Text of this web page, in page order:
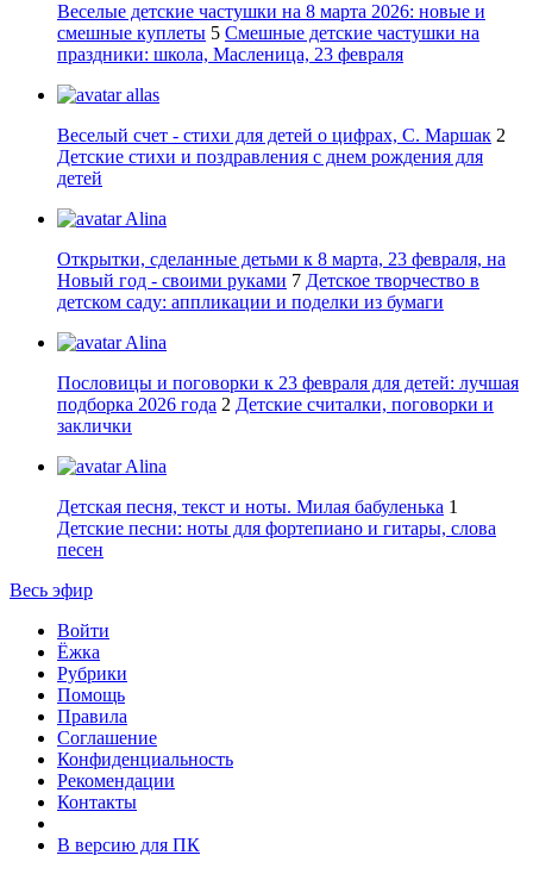
Веселые детские частушки на 8 марта 2026: новые и
смешные куплеты 5 Смешные детские частушки на
праздники: школа, Масленица, 23 февраля
allas
Веселый счет - стихи для детей о цифрах, С. Маршак 2
Детские стихи и поздравления с днем рождения для
детей
Alina
Открытки, сделанные детьми к 8 марта, 23 февраля, на
Новый год - своими руками 7 Детское творчество в
детском саду: аппликации и поделки из бумаги
Alina
Пословицы и поговорки к 23 февраля для детей: лучшая
подборка 2026 года 2 Детские считалки, поговорки и
заклички
Alina
Детская песня, текст и ноты. Милая бабуленька 1
Детские песни: ноты для фортепиано и гитары, слова
песен
Весь эфир
Войти
Ёжка
Рубрики
Помощь
Правила
Соглашение
Конфиденциальность
Рекомендации
Контакты
В версию для ПК